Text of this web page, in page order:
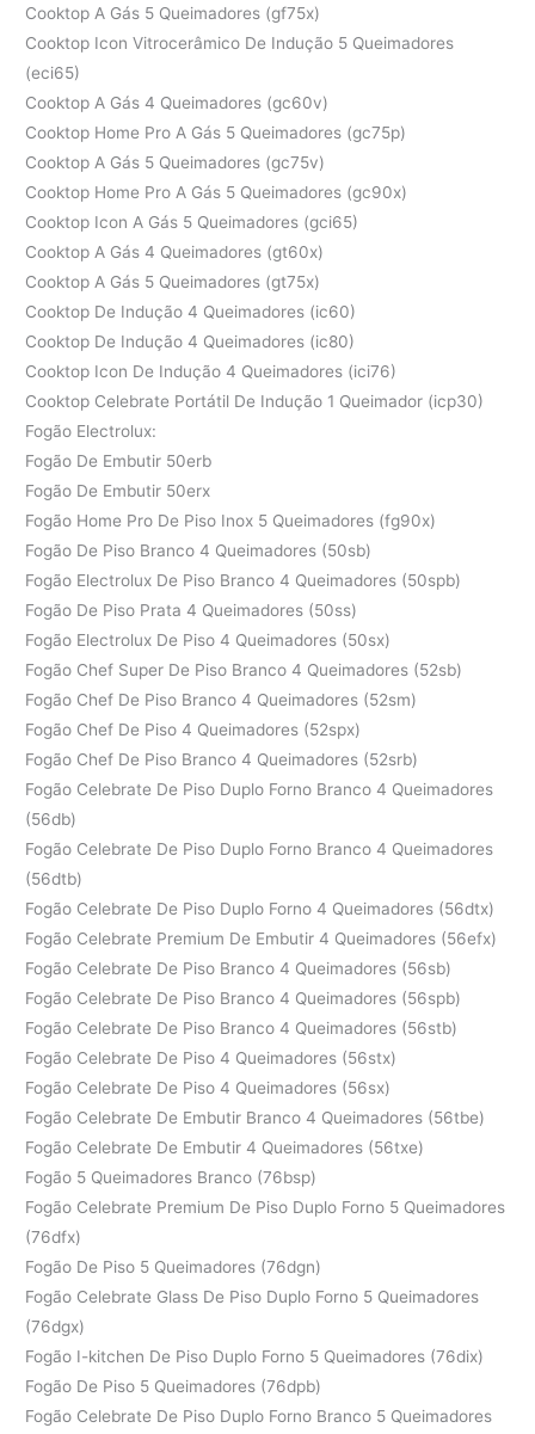
Cooktop A Gás 5 Queimadores (gf75x)
Cooktop Icon Vitrocerâmico De Indução 5 Queimadores
(eci65)
Cooktop A Gás 4 Queimadores (gc60v)
Cooktop Home Pro A Gás 5 Queimadores (gc75p)
Cooktop A Gás 5 Queimadores (gc75v)
Cooktop Home Pro A Gás 5 Queimadores (gc90x)
Cooktop Icon A Gás 5 Queimadores (gci65)
Cooktop A Gás 4 Queimadores (gt60x)
Cooktop A Gás 5 Queimadores (gt75x)
Cooktop De Indução 4 Queimadores (ic60)
Cooktop De Indução 4 Queimadores (ic80)
Cooktop Icon De Indução 4 Queimadores (ici76)
Cooktop Celebrate Portátil De Indução 1 Queimador (icp30)
Fogão Electrolux:
Fogão De Embutir 50erb
Fogão De Embutir 50erx
Fogão Home Pro De Piso Inox 5 Queimadores (fg90x)
Fogão De Piso Branco 4 Queimadores (50sb)
Fogão Electrolux De Piso Branco 4 Queimadores (50spb)
Fogão De Piso Prata 4 Queimadores (50ss)
Fogão Electrolux De Piso 4 Queimadores (50sx)
Fogão Chef Super De Piso Branco 4 Queimadores (52sb)
Fogão Chef De Piso Branco 4 Queimadores (52sm)
Fogão Chef De Piso 4 Queimadores (52spx)
Fogão Chef De Piso Branco 4 Queimadores (52srb)
Fogão Celebrate De Piso Duplo Forno Branco 4 Queimadores
(56db)
Fogão Celebrate De Piso Duplo Forno Branco 4 Queimadores
(56dtb)
Fogão Celebrate De Piso Duplo Forno 4 Queimadores (56dtx)
Fogão Celebrate Premium De Embutir 4 Queimadores (56efx)
Fogão Celebrate De Piso Branco 4 Queimadores (56sb)
Fogão Celebrate De Piso Branco 4 Queimadores (56spb)
Fogão Celebrate De Piso Branco 4 Queimadores (56stb)
Fogão Celebrate De Piso 4 Queimadores (56stx)
Fogão Celebrate De Piso 4 Queimadores (56sx)
Fogão Celebrate De Embutir Branco 4 Queimadores (56tbe)
Fogão Celebrate De Embutir 4 Queimadores (56txe)
Fogão 5 Queimadores Branco (76bsp)
Fogão Celebrate Premium De Piso Duplo Forno 5 Queimadores
(76dfx)
Fogão De Piso 5 Queimadores (76dgn)
Fogão Celebrate Glass De Piso Duplo Forno 5 Queimadores
(76dgx)
Fogão I-kitchen De Piso Duplo Forno 5 Queimadores (76dix)
Fogão De Piso 5 Queimadores (76dpb)
Fogão Celebrate De Piso Duplo Forno Branco 5 Queimadores